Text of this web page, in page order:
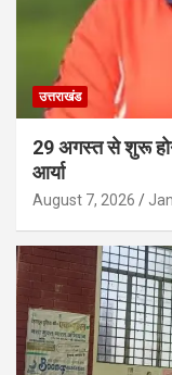
उत्तराखंड
29 अगस्त से शुरू
आर्या
August 7, 2026